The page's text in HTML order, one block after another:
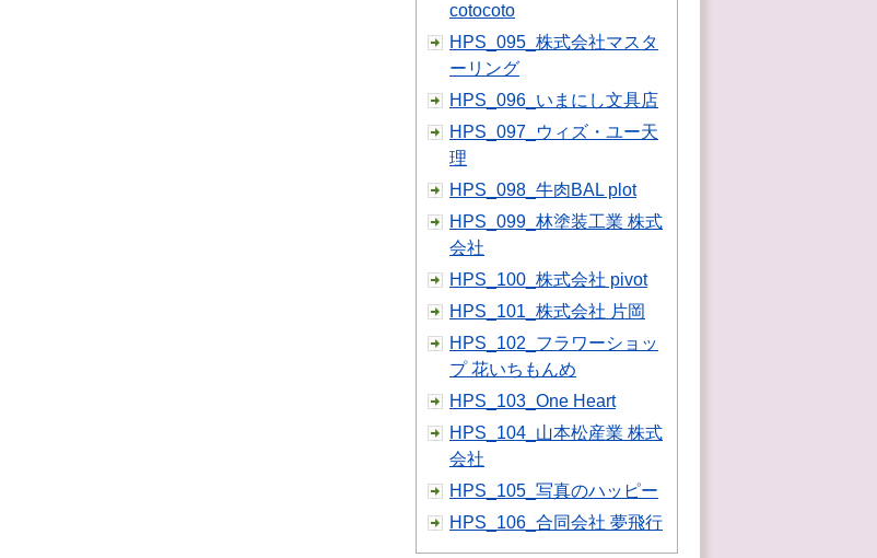
cotocoto
HPS_095_株式会社マスタ
ーリング
HPS_096_いまにし文具店
HPS_097_ウィズ・ユー天
理
HPS_098_牛肉BAL plot
HPS_099_林塗装工業 株式
会社
HPS_100_株式会社 pivot
HPS_101_株式会社 片岡
HPS_102_フラワーショッ
プ 花いちもんめ
HPS_103_One Heart
HPS_104_山本松産業 株式
会社
HPS_105_写真のハッピー
HPS_106_合同会社 夢飛行